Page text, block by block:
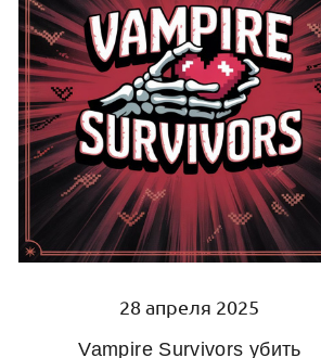
28 апреля 2025
Vampire Survivors убить